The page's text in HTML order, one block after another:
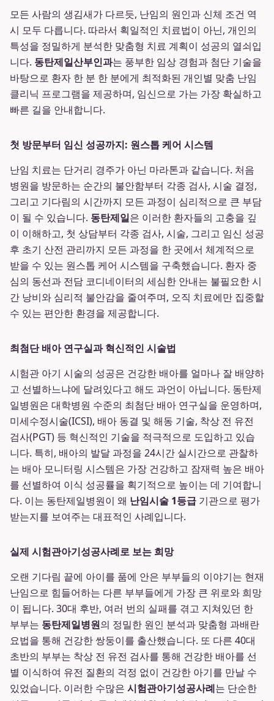
모든 사람의 생김새가 다르듯, 난임의 원인과 신체 조건 역
시 모두 다릅니다. 따라서 획일적인 치료법이 아닌, 개인의
특성을 정밀하게 분석한 맞춤형 치료 계획이 성공의 열쇠입
니다. 동탄제일산부인과는 풍부한 임상 경험과 첨단 기술을
바탕으로 환자 한 분 한 분에게 최적화된 개인별 맞춤 난임
클리닉 프로그램을 제공하며, 임신으로 가는 가장 확실하고
빠른 길을 안내합니다.
첫 방문부터 임신 성공까지: 원스톱 케어 시스템
난임 치료는 단거리 경주가 아닌 마라톤과 같습니다. 처음
병원을 방문하는 순간의 불안함부터 각종 검사, 시술 결정,
그리고 기다림의 시간까지 모든 과정이 심리적으로 큰 부담
이 될 수 있습니다. 동탄제일은 이러한 환자들의 고충을 깊
이 이해하고, 첫 상담부터 각종 검사, 시술, 그리고 임신 성공
후 초기 산전 관리까지 모든 과정을 한 곳에서 체계적으로
받을 수 있는 원스톱 케어 시스템을 구축했습니다. 환자 중
심의 동선과 전담 코디네이터의 세심한 안내는 불필요한 시
간 낭비와 심리적 불안감을 줄여주며, 오직 치료에만 집중할
수 있는 편안한 환경을 제공합니다.
최첨단 배아 연구실과 혁신적인 시술법
시험관 아기 시술의 성공은 건강한 배아를 얼마나 잘 배양하
고 선별하느냐에 달려있다고 해도 과언이 아닙니다. 동탄제
일병원은 대학병원 수준의 최첨단 배아 연구실을 운영하며,
미세수정시술(ICSI), 배아 동결 및 해동 기술, 착상 전 유전
검사(PGT) 등 혁신적인 기술을 적극적으로 도입하고 있습
니다. 특히, 배아의 발달 과정을 24시간 실시간으로 관찰하
는 배아 모니터링 시스템은 가장 건강하고 잠재력 높은 배아
를 선별하여 이식 성공률을 획기적으로 높이는 데 기여합니
다. 이는 동탄제일병원이 왜 난임시술 1등급 기관으로 평가
받는지를 보여주는 대표적인 사례입니다.
실제 시험관아기성공사례로 보는 희망
오랜 기다림 끝에 아이를 품에 안은 부부들의 이야기는 현재
난임으로 힘들어하는 다른 부부들에게 가장 큰 위로와 희망
이 됩니다. 30대 후반, 여러 번의 실패를 겪고 지쳐있던 한
부부는 동탄제일병원의 정밀한 원인 분석과 맞춤형 과배란
요법을 통해 건강한 쌍둥이를 출산했습니다. 또 다른 40대
초반의 부부는 착상 전 유전 검사를 통해 건강한 배아를 선
별 이식하여 유전 질환의 걱정 없이 건강한 아기를 만날 수
있었습니다. 이러한 수많은 시험관아기성공사례는 단순한